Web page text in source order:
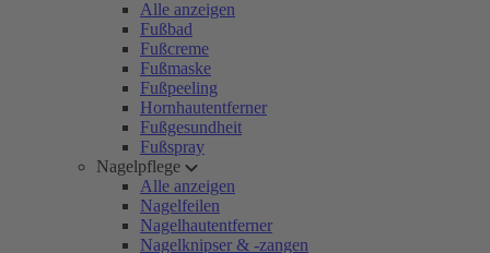
Alle anzeigen
Fußbad
Fußcreme
Fußmaske
Fußpeeling
Hornhautentferner
Fußgesundheit
Fußspray
Nagelpflege
Alle anzeigen
Nagelfeilen
Nagelhautentferner
Nagelknipser & -zangen